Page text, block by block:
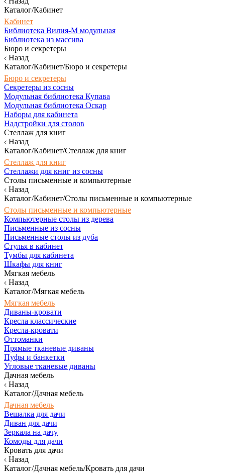
Каталог/Кабинет
Кабинет
Библиотека Вилия-М модульная
Библиотека из массива
Бюро и секретеры
Назад
Каталог/Кабинет/Бюро и секретеры
Бюро и секретеры
Секретеры из сосны
Модульная библиотека Купава
Модульная библиотека Оскар
Наборы для кабинета
Надстройки для столов
Стеллаж для книг
Назад
Каталог/Кабинет/Стеллаж для книг
Стеллаж для книг
Стеллажи для книг из сосны
Столы письменные и компьютерные
Назад
Каталог/Кабинет/Столы письменные и компьютерные
Столы письменные и компьютерные
Компьютерные столы из дерева
Письменные из сосны
Письменные столы из дуба
Стулья в кабинет
Тумбы для кабинета
Шкафы для книг
Мягкая мебель
Назад
Каталог/Мягкая мебель
Мягкая мебель
Диваны-кровати
Кресла классические
Кресла-кровати
Оттоманки
Прямые тканевые диваны
Пуфы и банкетки
Угловые тканевые диваны
Дачная мебель
Назад
Каталог/Дачная мебель
Дачная мебель
Вешалка для дачи
Диван для дачи
Зеркала на дачу
Комоды для дачи
Кровать для дачи
Назад
Каталог/Дачная мебель/Кровать для дачи